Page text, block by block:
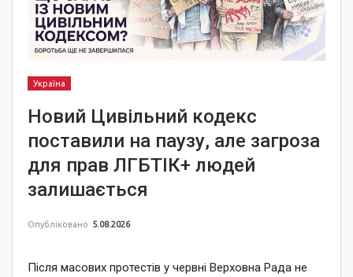
Україна
Новий Цивільний кодекс
поставили на паузу, але загроза
для прав ЛГБТІК+ людей
залишається
Опубліковано 5.08.2026
Після масових протестів у червні Верховна Рада не